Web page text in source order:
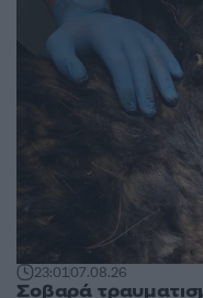
23:0107.08.26
Σοβαρά